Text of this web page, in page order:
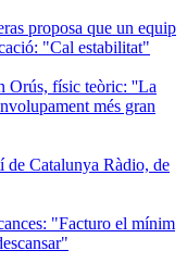
proposa que un equip
"Cal estabilitat"
Orús, físic teòric: ''La
més gran
de Catalunya Ràdio, de
"Facturo el mínim